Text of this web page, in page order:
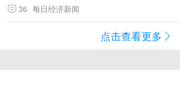
36 每日经济新闻
点击查看更多